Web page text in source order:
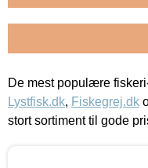
De mest populære
Lystfisk.dk, Fiskegrej.dk
stort sortiment til gode